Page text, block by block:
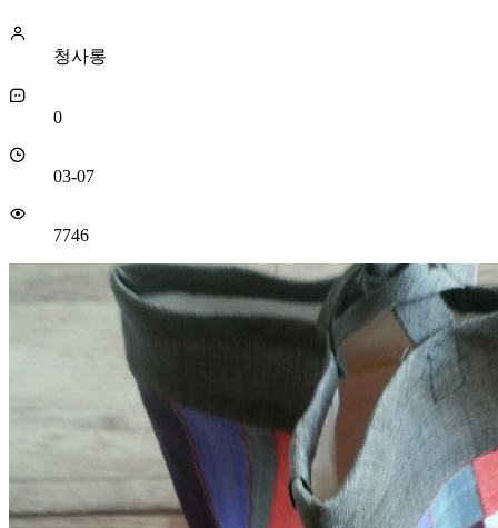
청사롱
0
03-07
7746